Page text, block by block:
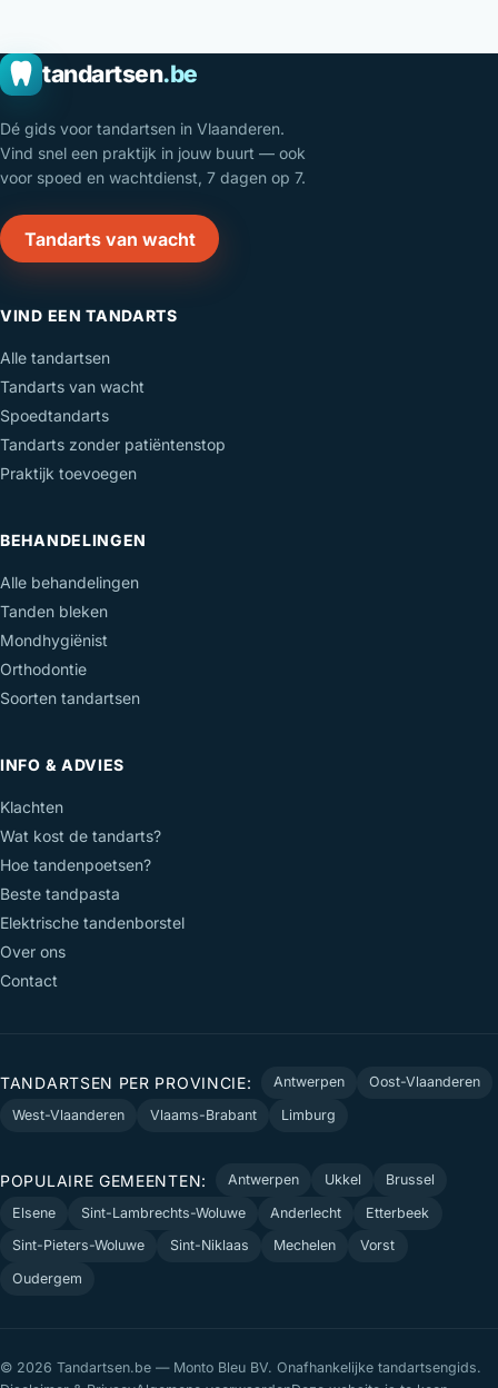
tandartsen.be
Dé gids voor tandartsen in Vlaanderen.
Vind snel een praktijk in jouw buurt — ook
voor spoed en wachtdienst, 7 dagen op 7.
Tandarts van wacht
VIND EEN TANDARTS
Alle tandartsen
Tandarts van wacht
Spoedtandarts
Tandarts zonder patiëntenstop
Praktijk toevoegen
BEHANDELINGEN
Alle behandelingen
Tanden bleken
Mondhygiënist
Orthodontie
Soorten tandartsen
INFO & ADVIES
Klachten
Wat kost de tandarts?
Hoe tandenpoetsen?
Beste tandpasta
Elektrische tandenborstel
Over ons
Contact
TANDARTSEN PER PROVINCIE: Antwerpen
Oost-Vlaanderen
West-Vlaanderen
Vlaams-Brabant Limburg
POPULAIRE GEMEENTEN: Antwerpen Ukkel
Brussel
Elsene
Sint-Lambrechts-Woluwe Anderlecht
Etterbeek
Sint-Pieters-Woluwe
Sint-Niklaas Mechelen
Vorst
Oudergem
© 2026 Tandartsen.be — Monto Bleu BV. Onafhankelijke tandartsengids.